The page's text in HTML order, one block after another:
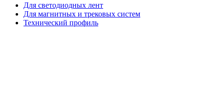
Для светодиодных лент
Для магнитных и трековых систем
Технический профиль